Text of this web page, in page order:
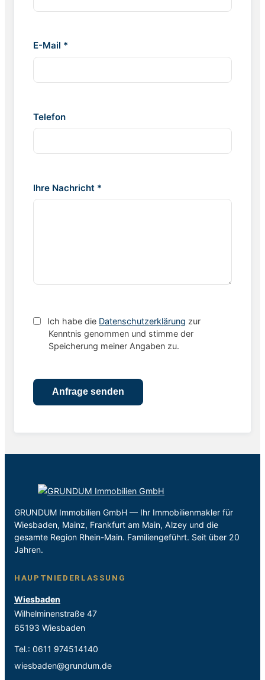
E-Mail *
Telefon
Ihre Nachricht *
Ich habe die Datenschutzerklärung zur
Kenntnis genommen und stimme der
Speicherung meiner Angaben zu.
GRUNDUM Immobilien GmbH — Ihr Immobilienmakler für
Wiesbaden, Mainz, Frankfurt am Main, Alzey und die
gesamte Region Rhein-Main. Familiengeführt. Seit über 20
Jahren.
HAUPTNIEDERLASSUNG
Wiesbaden
Wilhelminenstraße 47
65193 Wiesbaden
Tel.: 0611 974514140
wiesbaden@grundum.de